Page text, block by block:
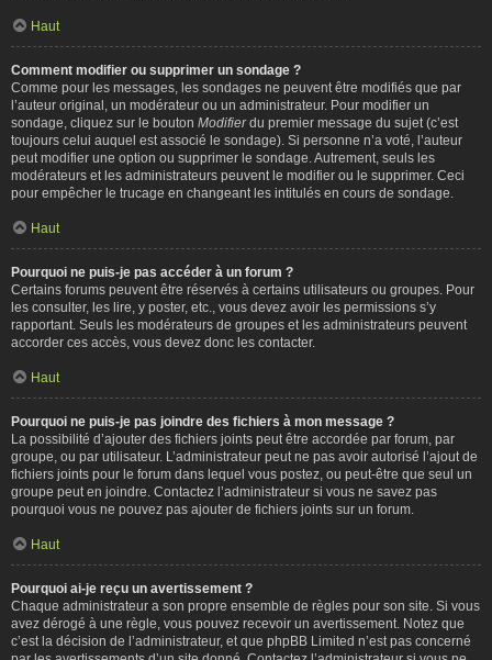
Haut
Comment modifier ou supprimer un sondage ?
Comme pour les messages, les sondages ne peuvent être modifiés que par
l’auteur original, un modérateur ou un administrateur. Pour modifier un
sondage, cliquez sur le bouton Modifierdu premier message du sujet (c’est
toujours celui auquel est associé le sondage). Si personne n’a voté, l’auteur
peut modifier une option ou supprimer le sondage. Autrement, seuls les
modérateurs et les administrateurs peuvent le modifier ou le supprimer. Ceci
pour empêcher le trucage en changeant les intitulés en cours de sondage.
Haut
Pourquoi ne puis-je pas accéder à un forum ?
Certains forums peuvent être réservés à certains utilisateurs ou groupes. Pour
les consulter, les lire, y poster, etc., vous devez avoir les permissions s’y
rapportant. Seuls les modérateurs de groupes et les administrateurs peuvent
accorder ces accès, vous devez donc les contacter.
Haut
Pourquoi ne puis-je pas joindre des fichiers à mon message ?
La possibilité d’ajouter des fichiers joints peut être accordée par forum, par
groupe, ou par utilisateur. L’administrateur peut ne pas avoir autorisé l’ajout de
fichiers joints pour le forum dans lequel vous postez, ou peut-être que seul un
groupe peut en joindre. Contactez l’administrateur si vous ne savez pas
pourquoi vous ne pouvez pas ajouter de fichiers joints sur un forum.
Haut
Pourquoi ai-je reçu un avertissement ?
Chaque administrateur a son propre ensemble de règles pour son site. Si vous
avez dérogé à une règle, vous pouvez recevoir un avertissement. Notez que
c’est la décision de l’administrateur, et que phpBB Limited n’est pas concerné